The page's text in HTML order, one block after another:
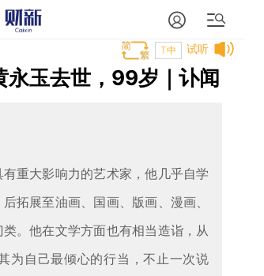
试听
T中
永玉去世，99岁｜讣闻
重大影响力的艺术家，他几乎自学
拓展至油画、国画、版画、漫画、
。他在文学方面也有相当造诣，从
为自己最倾心的行当，不止一次说